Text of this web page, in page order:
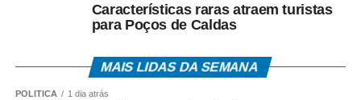
Características raras atraem turistas
para Poços de Caldas
MAIS LIDAS DA SEMANA
POLÍTICA 1 dia atrás